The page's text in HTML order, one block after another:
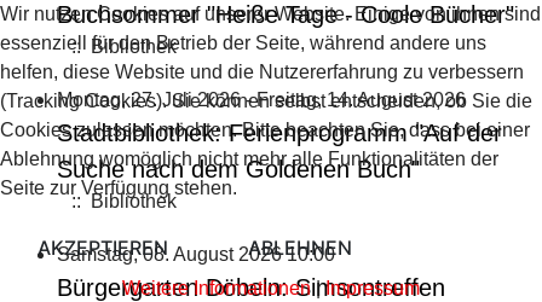
Buchsommer "Heiße Tage - Coole Bücher"
:: Bibliothek
Montag, 27. Juli 2026 - Freitag, 14. August 2026
Stadtbibliothek: Ferienprogramm "Auf der
Suche nach dem Goldenen Buch"
:: Bibliothek
Samstag, 08. August 2026 10:00
Bürgergarten Döbeln: Simsontreffen
Wir nutzen Cookies auf unserer Website. Einige von ihnen sind
essenziell für den Betrieb der Seite, während andere uns
helfen, diese Website und die Nutzererfahrung zu verbessern
(Tracking Cookies). Sie können selbst entscheiden, ob Sie die
Cookies zulassen möchten. Bitte beachten Sie, dass bei einer
Ablehnung womöglich nicht mehr alle Funktionalitäten der
Seite zur Verfügung stehen.
AKZEPTIEREN ABLEHNEN
Weitere Informationen|Impressum